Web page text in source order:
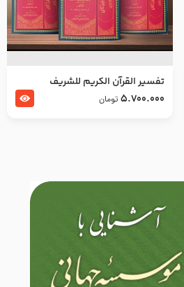
تفسير القرآن الكريم للشريف
المرتضي قدس سرّه
5.700.000 تومان